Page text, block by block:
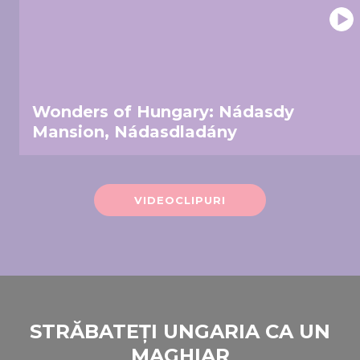
Wonders of Hungary: Nádasdy
Mansion, Nádasdladány
VIDEOCLIPURI
STRĂBATEȚI UNGARIA CA UN
MAGHIAR